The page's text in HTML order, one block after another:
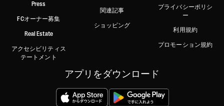
Press
FCオーナー募集
Real Estate
アクセシビリティス
テートメント
関連記事
ショッピング
プライバシーポリシ
ー
利用規約
プロモーション規約
アプリをダウンロード